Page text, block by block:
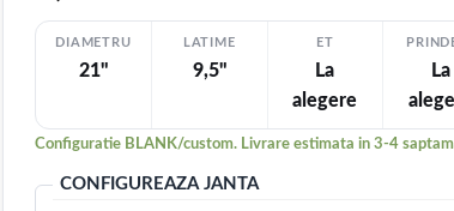
VEZI VIDEO
DIAMETRU
21"
LATIME
9,5"
ET
La
alegere
La
Configuratie BLANK/custom. Livrare estimata in 3-4
CONFIGUREAZA JANTA